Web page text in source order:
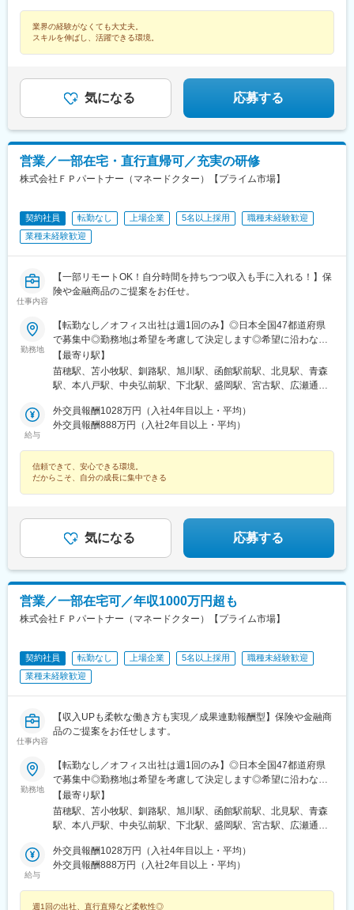
橋駅、大阪梅田駅(阪神線)、神戸三宮駅(阪急・神戸高速)、田町駅
公園駅、京成成田駅、海浜幕張駅、船橋駅、柏駅、水道橋駅、末
広町駅(東京都)、馬喰町駅、吉祥寺駅、町田駅、自由が丘駅、立川
い駅、新潟駅、長岡駅、西新発田駅、春日山駅、甲府駅、市役所
前駅(長野県)、信濃荒井駅、電気ビル前駅、北鉄金沢駅、仁愛女子
高校駅、敦賀駅、西岐阜駅、高山駅、多治見駅、新静岡駅、富士
駅、第一通り駅、駅前駅、久屋大通駅、尾張一宮駅、津新町駅、
近鉄四日市駅、草津駅(滋賀県)、彦根駅、島ノ関駅、烏丸御池駅、
本町駅、北新地駅、旧居留地・大丸前駅、貿易センター駅、姫路
駅、手柄駅、新大宮駅、和歌山市駅、鳥取駅、松江駅、電鉄出雲
まや橋駅、博多駅、小倉駅(福岡県)、東比恵駅、通谷駅、西鉄久留
米駅、佐賀駅、平和公園駅、佐世保中央駅、水道町駅、大分駅、
中津駅(大分県)、宮崎駅、高見馬場駅、隼人駅、美栄橋駅、バスセ
ンター前駅、函館駅、弘前駅、青葉通一番町駅、愛宕橋駅、長井
駅、駅東公園前駅、前橋駅、西武秩父駅、栄町駅(千葉県)、成田
駅、京成船橋駅、九段下駅、上野広小路駅、馬喰横山駅、九品仏
駅、駅前大通駅、栄町駅(愛知県)、あすなろう四日市駅、石場駅、
京都市役所前駅、心斎橋駅、東梅田駅、元町駅(兵庫県)、三宮・花
時計前駅、山陽姫路駅、岡山駅、稲荷町駅(広島県)、中電前駅、眉
山ロープウェイ山麓駅、高松築港駅、堀詰駅、西小倉駅、東中間
駅、花畑駅、原爆資料館駅、中佐世保駅、通町筋駅、加治屋町
都宮駅東口駅、秩父駅、千葉中央駅、東海神駅、神保町駅、湯島
駅、小伝馬町駅、仲御徒町駅、奥沢駅、立川南駅、秋葉原駅、日
橋駅、大阪梅田駅(阪神線)、神戸三宮駅(阪急・神戸高速)、田町駅
業界の経験がなくても大丈夫。
スキルを伸ばし、活躍できる環境。
気になる 応募する
営業／一部在宅・直行直帰可／充実の研修
株式会社ＦＰパートナー（マネードクター）【プライム市場】
契約社員 転勤なし 上場企業 5名以上採用
職種未経験歓迎
業種未経験歓迎
仕事内容
【一部リモートOK！自分時間を持ちつつ収入も手に入れる！】保
険や金融商品のご提案をお任せ。
勤務地
【転勤なし／オフィス出社は週1回のみ】◎日本全国47都道府県
で募集中◎勤務地は希望を考慮して決定します◎希望に沿わない
転勤はありません＜本社＞■東京都台東区浅草橋1-1-8 FP浅草橋ビ
ル・JR中央・総武線『浅草橋駅』西口出口より徒歩約2分・都営
地下鉄浅草線『浅草橋駅』A2出口より徒歩約3分・JR総武線快速
禁煙）▼勤務地の詳細は以下をご確認ください
【最寄り駅】
苗穂駅、苫小牧駅、釧路駅、旭川駅、函館駅前駅、北見駅、青森
駅、本八戸駅、中央弘前駅、下北駅、盛岡駅、宮古駅、広瀬通
駅、南長井駅、さくらんぼ東根駅、郡山駅(福島県)、いわき駅、福
島駅(福島県)、小見川駅、つくば駅、偕楽園駅、東宿郷駅、小山
公園駅、京成成田駅、海浜幕張駅、船橋駅、柏駅、水道橋駅、末
広町駅(東京都)、馬喰町駅、吉祥寺駅、町田駅、自由が丘駅、立川
い駅、新潟駅、長岡駅、西新発田駅、春日山駅、甲府駅、市役所
前駅(長野県)、信濃荒井駅、電気ビル前駅、北鉄金沢駅、仁愛女子
高校駅、敦賀駅、西岐阜駅、高山駅、多治見駅、新静岡駅、富士
駅、第一通り駅、駅前駅、久屋大通駅、尾張一宮駅、津新町駅、
近鉄四日市駅、草津駅(滋賀県)、彦根駅、島ノ関駅、烏丸御池駅、
本町駅、北新地駅、旧居留地・大丸前駅、貿易センター駅、姫路
駅、手柄駅、新大宮駅、和歌山市駅、鳥取駅、松江駅、電鉄出雲
まや橋駅、博多駅、小倉駅(福岡県)、東比恵駅、通谷駅、西鉄久留
米駅、佐賀駅、平和公園駅、佐世保中央駅、水道町駅、大分駅、
中津駅(大分県)、宮崎駅、高見馬場駅、隼人駅、美栄橋駅、バスセ
ンター前駅、函館駅、弘前駅、青葉通一番町駅、愛宕橋駅、長井
駅、駅東公園前駅、前橋駅、西武秩父駅、栄町駅(千葉県)、成田
駅、京成船橋駅、九段下駅、上野広小路駅、馬喰横山駅、九品仏
駅、駅前大通駅、栄町駅(愛知県)、あすなろう四日市駅、石場駅、
京都市役所前駅、心斎橋駅、東梅田駅、元町駅(兵庫県)、三宮・花
時計前駅、山陽姫路駅、岡山駅、稲荷町駅(広島県)、中電前駅、眉
山ロープウェイ山麓駅、高松築港駅、堀詰駅、西小倉駅、東中間
駅、花畑駅、原爆資料館駅、中佐世保駅、通町筋駅、加治屋町
都宮駅東口駅、秩父駅、千葉中央駅、東海神駅、神保町駅、湯島
駅、小伝馬町駅、仲御徒町駅、奥沢駅、立川南駅、秋葉原駅、日
給与
外交員報酬1028万円（入社4年目以上・平均）
外交員報酬888万円（入社2年目以上・平均）
信頼できて、安心できる環境。
だからこそ、自分の成長に集中できる
気になる 応募する
営業／一部在宅可／年収1000万円超も
株式会社ＦＰパートナー（マネードクター）【プライム市場】
契約社員 転勤なし 上場企業 5名以上採用
職種未経験歓迎
業種未経験歓迎
仕事内容
【収入UPも柔軟な働き方も実現／成果連動報酬型】保険や金融商
品のご提案をお任せします。
勤務地
【転勤なし／オフィス出社は週1回のみ】◎日本全国47都道府県
で募集中◎勤務地は希望を考慮して決定します◎希望に沿わない
転勤はありません＜本社＞■東京都台東区浅草橋1-1-8 FP浅草橋ビ
ル・JR中央・総武線『浅草橋駅』西口出口より徒歩約2分・都営
地下鉄浅草線『浅草橋駅』A2出口より徒歩約3分・JR総武線快速
禁煙）▼勤務地の詳細は以下をご確認ください
【最寄り駅】
苗穂駅、苫小牧駅、釧路駅、旭川駅、函館駅前駅、北見駅、青森
駅、本八戸駅、中央弘前駅、下北駅、盛岡駅、宮古駅、広瀬通
駅、南長井駅、さくらんぼ東根駅、郡山駅(福島県)、いわき駅、福
島駅(福島県)、小見川駅、つくば駅、偕楽園駅、東宿郷駅、小山
給与
外交員報酬1028万円（入社4年目以上・平均）
外交員報酬888万円（入社2年目以上・平均）
週1回の出社、直行直帰など柔軟性◎